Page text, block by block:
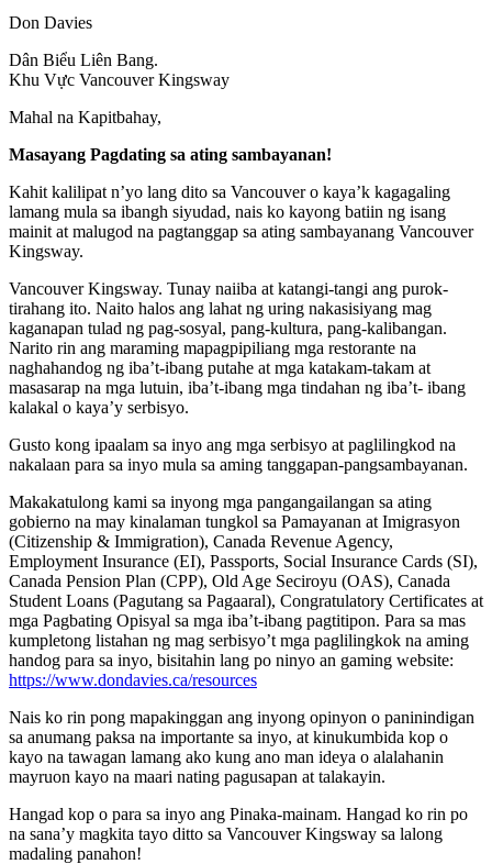
Don Davies
Dân Biểu Liên Bang.
Khu Vực Vancouver Kingsway
Mahal na Kapitbahay,
Masayang Pagdating sa ating sambayanan!
Kahit kalilipat n’yo lang dito sa Vancouver o kaya’k kagagaling
lamang mula sa ibangh siyudad, nais ko kayong batiin ng isang
mainit at malugod na pagtanggap sa ating sambayanang Vancouver
Kingsway.
Vancouver Kingsway. Tunay naiiba at katangi-tangi ang purok-
tirahang ito. Naito halos ang lahat ng uring nakasisiyang mag
kaganapan tulad ng pag-sosyal, pang-kultura, pang-kalibangan.
Narito rin ang maraming mapagpipiliang mga restorante na
naghahandog ng iba’t-ibang putahe at mga katakam-takam at
masasarap na mga lutuin, iba’t-ibang mga tindahan ng iba’t- ibang
kalakal o kaya’y serbisyo.
Gusto kong ipaalam sa inyo ang mga serbisyo at paglilingkod na
nakalaan para sa inyo mula sa aming tanggapan-pangsambayanan.
Makakatulong kami sa inyong mga pangangailangan sa ating
gobierno na may kinalaman tungkol sa Pamayanan at Imigrasyon
(Citizenship & Immigration), Canada Revenue Agency,
Employment Insurance (EI), Passports, Social Insurance Cards (SI),
Canada Pension Plan (CPP), Old Age Seciroyu (OAS), Canada
Student Loans (Pagutang sa Pagaaral), Congratulatory Certificates at
mga Pagbating Opisyal sa mga iba’t-ibang pagtitipon. Para sa mas
kumpletong listahan ng mag serbisyo’t mga paglilingkok na aming
handog para sa inyo, bisitahin lang po ninyo an gaming website:
https://www.dondavies.ca/resources
Nais ko rin pong mapakinggan ang inyong opinyon o paninindigan
sa anumang paksa na importante sa inyo, at kinukumbida kop o
kayo na tawagan lamang ako kung ano man ideya o alalahanin
mayruon kayo na maari nating pagusapan at talakayin.
Hangad kop o para sa inyo ang Pinaka-mainam. Hangad ko rin po
na sana’y magkita tayo ditto sa Vancouver Kingsway sa lalong
madaling panahon!